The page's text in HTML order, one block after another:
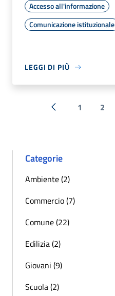
Accesso all'informazione
Comunicazione istituzionale
LEGGI DI PIÙ
« Precedente
1 2
Categorie
Ambiente (2)
Commercio (7)
Comune (22)
Edilizia (2)
Giovani (9)
Scuola (2)